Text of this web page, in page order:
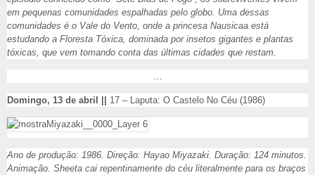
em pequenas comunidades espalhadas pelo globo. Uma dessas
comunidades é o Vale do Vento, onde a princesa Nausicaa está
estudando a Floresta Tóxica, dominada por insetos gigantes e plantas
tóxicas, que vem tomando conta das últimas cidades que restam.
…
Domingo, 13 de abril || 17 – Laputa: O Castelo No Céu (1986)
Ano de produção: 1986. Direção: Hayao Miyazaki. Duração: 124 minutos.
Animação. Sheeta cai repentinamente do céu literalmente para os braços